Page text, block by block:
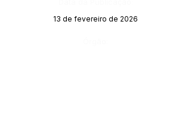
13 de fevereiro de 2026